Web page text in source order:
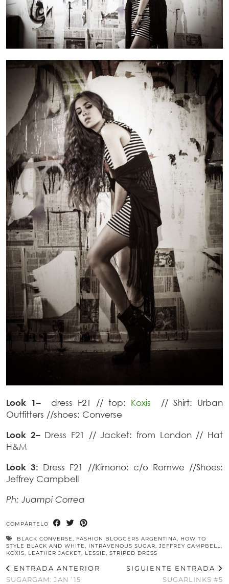
Look 1– dress F21 // top: Koxis
// Shirt: Urban
Outfitters //shoes: Converse
Look 2– Dress F21 // Jacket: from London // Hat
H&M
Look 3: Dress F21 //Kimono: c/o Romwe //Shoes:
Jeffrey Campbell
Ph: Juampi Correa
COMPÁRTELO
BLACK CONVERSE, FASHION BLOGGERS ARGENTINA, HOW TO
STYLE BLACK AND WHITE, INTRAVENOUS SUGAR, JEFFREY CAMPBELL,
KOXIS, LEATHER JACKET, LESSIE, STRIPED DRESS
ENTRADA ANTERIOR
SUGARGAM: JAN ’15
SIGUIENTE ENTRADA
SUGARLINKS #5